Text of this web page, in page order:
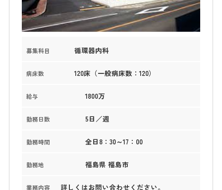
募集科目 循環器内科
病床数 120床（一般病床数：120）
給与 1800万
勤務日数 5日／週
勤務時間 全日8：30～17：00
勤務地 福島県 福島市
業務内容 詳しくはお問い合わせください。